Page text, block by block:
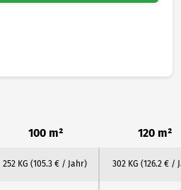
100 m² 120 m²
252 KG (105.3 € / Jahr) 302 KG (126.2 € /